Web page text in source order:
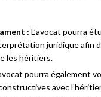
: L’avocat pourra
juridique afin
les héritiers.
pourra également
avec